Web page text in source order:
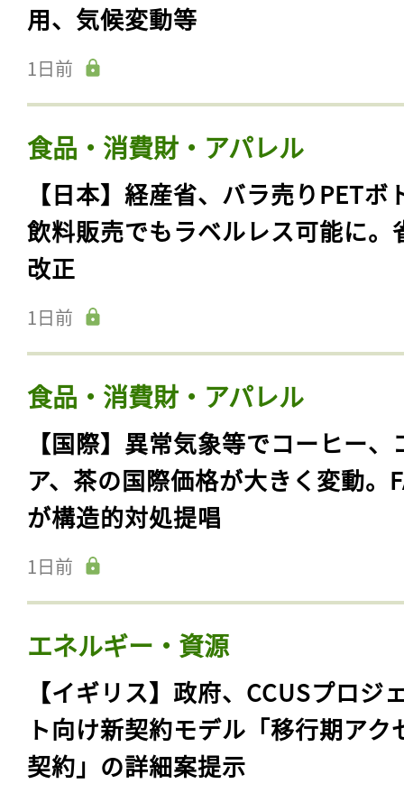
用、気候変動等
1日前
食品・消費財・アパレル
【日本】経産省、バラ売りPETボ
飲料販売でもラベルレス可能に。
改正
1日前
食品・消費財・アパレル
【国際】異常気象等でコーヒー、
ア、茶の国際価格が大きく変動。
が構造的対処提唱
1日前
エネルギー・資源
【イギリス】政府、CCUSプロジ
ト向け新契約モデル「移行期アク
契約」の詳細案提示